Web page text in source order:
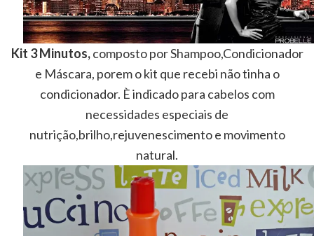
Kit 3 Minutos,composto por Shampoo,Condicionador
e Máscara, porem o kit que recebi não tinha o
condicionador. È indicado para cabelos com
necessidades especiais de
nutrição,brilho,rejuvenescimento e movimento
natural.